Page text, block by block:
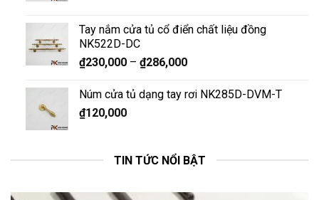
Tay nắm cửa tủ cổ điển chất liệu đồng
NK522D-DC
₫230,000– ₫286,000
Núm cửa tủ dạng tay rơi NK285D-DVM-T
₫120,000
TIN TỨC NỔI BẬT